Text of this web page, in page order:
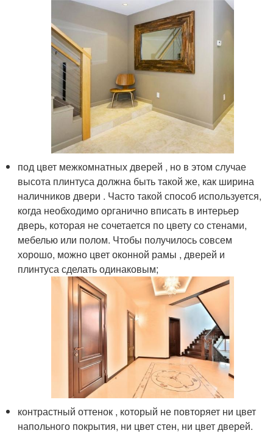
под цвет межкомнатных дверей , но в этом случае
высота плинтуса должна быть такой же, как ширина
наличников двери . Часто такой способ используется,
когда необходимо органично вписать в интерьер
дверь, которая не сочетается по цвету со стенами,
мебелью или полом. Чтобы получилось совсем
хорошо, можно цвет оконной рамы , дверей и
плинтуса сделать одинаковым;
контрастный оттенок , который не повторяет ни цвет
напольного покрытия, ни цвет стен, ни цвет дверей.